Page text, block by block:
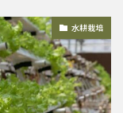
水耕栽培